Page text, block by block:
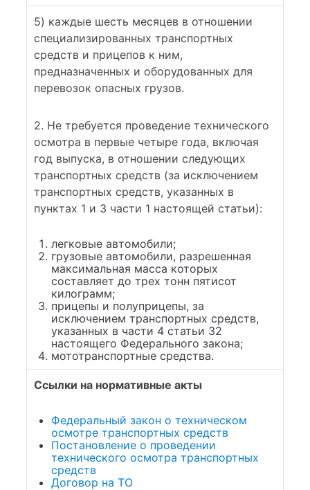
5) каждые шесть месяцев в отношении
специализированных транспортных
средств и прицепов к ним,
предназначенных и оборудованных для
перевозок опасных грузов.
2. Не требуется проведение технического
осмотра в первые четыре года, включая
год выпуска, в отношении следующих
транспортных средств (за исключением
транспортных средств, указанных в
пунктах 1 и 3 части 1 настоящей статьи):
легковые автомобили;
грузовые автомобили, разрешенная
максимальная масса которых
составляет до трех тонн пятисот
килограмм;
прицепы и полуприцепы, за
исключением транспортных средств,
указанных в части 4 статьи 32
настоящего Федерального закона;
мототранспортные средства.
Ссылки на нормативные акты
Федеральный закон о техническом
осмотре транспортных средств
Постановление о проведении
технического осмотра транспортных
средств
Договор на ТО